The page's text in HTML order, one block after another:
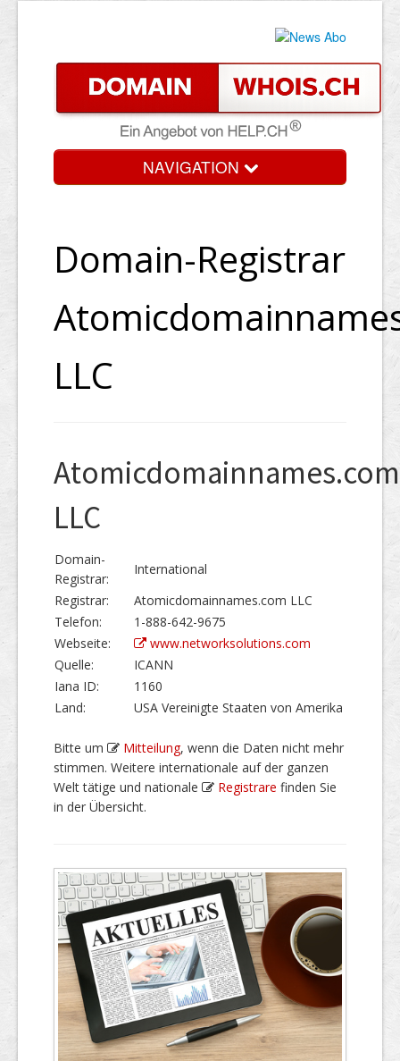
NAVIGATION
Domain-Registrar
LLC
Atomicdomainnames.com
LLC
Domain-
Registrar:
International
Registrar:
Atomicdomainnames.com LLC
Telefon:
1-888-642-9675
Webseite:
www.networksolutions.com
Quelle:
ICANN
Iana ID:
1160
Land:
USA Vereinigte Staaten von Amerika
Bitte um Mitteilung, wenn die Daten nicht mehr
stimmen. Weitere internationale auf der ganzen
Welt tätige und nationale
Registrare finden Sie
in der Übersicht.